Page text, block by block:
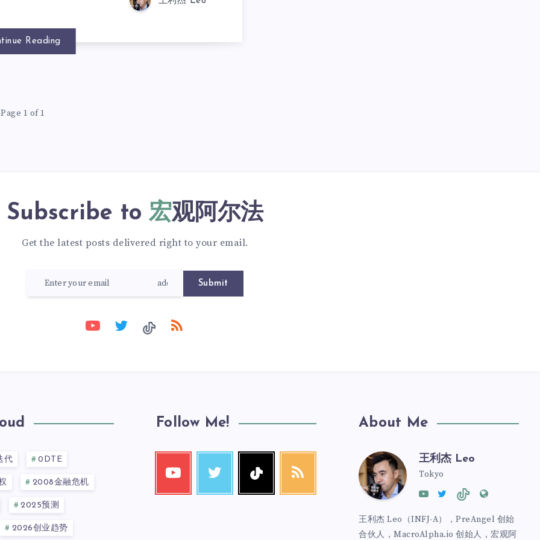
Reading
Page 1 of 1
Subscribe to 宏观阿尔法
Get the latest posts delivered right to your email.
Submit
代 0DTE
2008金融危机
2025预测
2026创业趋势
Follow Me! About Me
王利杰 Leo
Tokyo
王利杰 Leo（INFJ-A），PreAngel 创始
合伙人，MacroAlpha.io 创始人，宏观阿